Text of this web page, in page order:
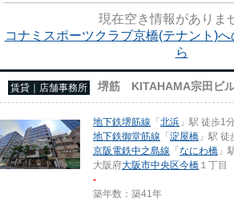
駅近の物件で、徒歩2分で駅に...
現在空き情報がありま
コナミスポーツクラブ京橋(テナント)
ら
賃貸｜店舗事務所 堺筋 KITAHAMA宗田ビ
地下鉄堺筋線 「北浜 」駅 徒歩1
地下鉄御堂筋線 「淀屋橋 」駅 徒
京阪電鉄中之島線 「なにわ橋 」
大阪府大阪市中央区今橋 １丁目
-
築年数：築41年